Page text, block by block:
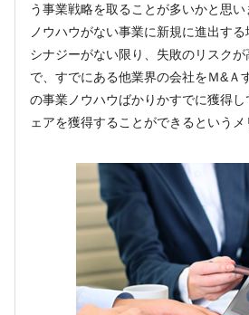
う事業戦略を取ることが多いかと思い
ノウハウがない事業に新規に進出す
シナジーがない限り、失敗のリスクが
で、すでにある他業界の会社をＭ&Ａ
の事業ノウハウばかりかすでに獲得
ェアを獲得することができるというメ